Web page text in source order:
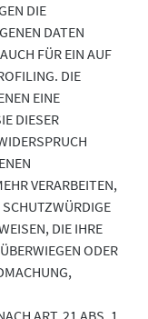
DIE
DATEN
FÜR EIN AUF
DIE
EINE
DIESER
VERARBEITEN,
DIE IHRE
ODER
ART. 21 ABS. 1